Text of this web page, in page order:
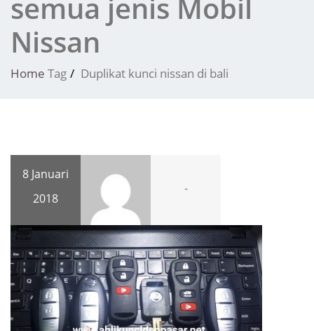
semua jenis Mobil
Nissan
Home Tag Duplikat kunci nissan di bali
8 Januari
2018
-